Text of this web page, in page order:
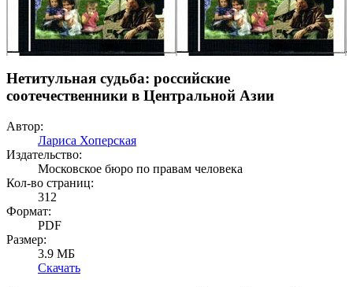
Нетитульная судьба: российские
соотечественники в Центральной Азии
Автор:
Лариса Хоперская
Издательство:
Московское бюро по правам человека
Кол-во страниц:
312
Формат:
PDF
Размер:
3.9 МБ
Скачать